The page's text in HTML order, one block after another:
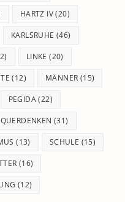
HARTZ IV(20)
KARLSRUHE (46)
LINKE (20)
(12) MÄNNER (15)
PEGIDA(22)
QUERDENKEN (31)
(13) SCHULE (15)
(16)
(12)